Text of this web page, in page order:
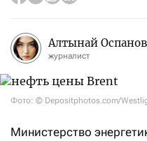
Алтынай
журналист
Фото: © Depositphotos.com/
Министерство